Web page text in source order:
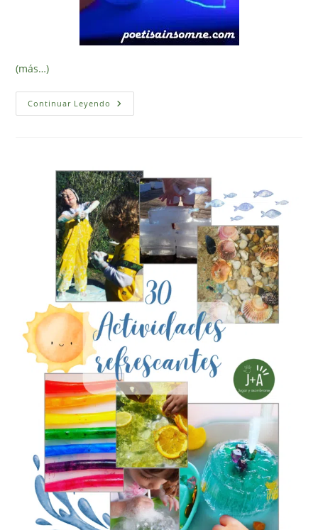
(más…)
Continuar Leyendo Jugando
Con